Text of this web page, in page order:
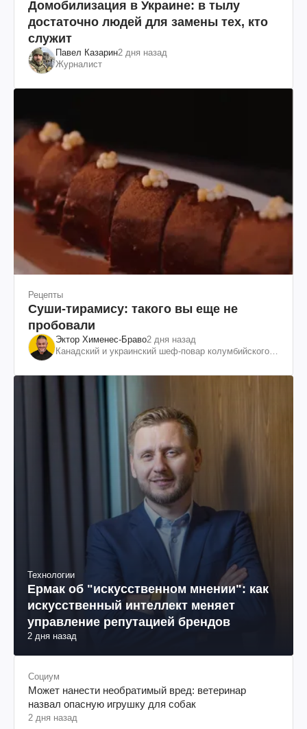
Домобилизация в Украине: в тылу
достаточно людей для замены тех, кто
служит
Павел Казарин2 дня назад
Журналист
Рецепты
Суши-тирамису: такого вы еще не
пробовали
Эктор Хименес-Браво2 дня назад
Канадский и украинский шеф-повар колумбийского
Технологии
Ермак об "искусственном мнении": как
искусственный интеллект меняет
управление репутацией брендов
2 дня назад
Социум
Может нанести необратимый вред: ветеринар
назвал опасную игрушку для собак
2 дня назад